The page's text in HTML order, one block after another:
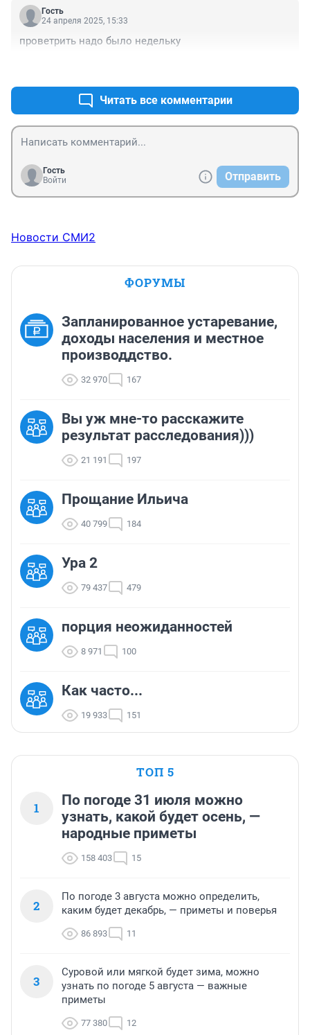
Гость
24 апреля 2025, 15:33
проветрить надо было недельку
Читать все комментарии
Гость
Войти
Отправить
Новости СМИ2
ФОРУМЫ
Запланированное устаревание,
доходы населения и местное
производдство.
32 970 167
Вы уж мне-то расскажите
результат расследования)))
21 191 197
Прощание Ильича
40 799 184
Ура 2
79 437 479
порция неожиданностей
8 971 100
Как часто...
19 933 151
ТОП 5
1
По погоде 31 июля можно
узнать, какой будет осень, —
народные приметы
158 403 15
2
По погоде 3 августа можно определить,
каким будет декабрь, — приметы и поверья
86 893 11
3
Суровой или мягкой будет зима, можно
узнать по погоде 5 августа — важные
приметы
77 380 12